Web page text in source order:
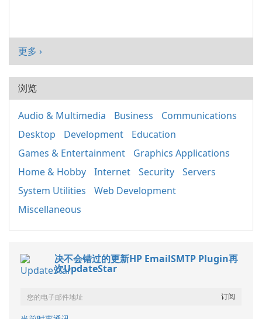
更多 ›
浏览
Audio & Multimedia Business
Communications
Desktop
Development
Education
Games & Entertainment
Graphics Applications
Home & Hobby
Internet Security
Servers
System Utilities
Web Development
Miscellaneous
决不会错过的更新HP EmailSMTP Plugin再
次UpdateStar